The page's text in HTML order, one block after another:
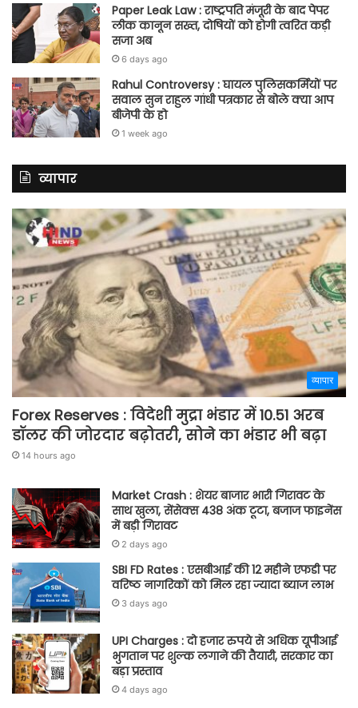
Paper Leak Law : राष्ट्रपति मंजूरी के बाद पेपर
लीक कानून सख्त, दोषियों को होगी त्वरित कड़ी
सजा अब
6 days ago
Rahul Controversy : घायल पुलिसकर्मियों पर
सवाल सुन राहुल गांधी पत्रकार से बोले क्या आप
बीजेपी के हो
1 week ago
व्यापार
व्यापार
Forex Reserves : विदेशी मुद्रा भंडार में 10.51 अरब
डॉलर की जोरदार बढ़ोतरी, सोने का भंडार भी बढ़ा
14 hours ago
Market Crash : शेयर बाजार भारी गिरावट के
साथ खुला, सेंसेक्स 438 अंक टूटा, बजाज फाइनेंस
में बड़ी गिरावट
2 days ago
SBI FD Rates : एसबीआई की 12 महीने एफडी पर
वरिष्ठ नागरिकों को मिल रहा ज्यादा ब्याज लाभ
3 days ago
UPI Charges : दो हजार रुपये से अधिक यूपीआई
भुगतान पर शुल्क लगाने की तैयारी, सरकार का
बड़ा प्रस्ताव
4 days ago